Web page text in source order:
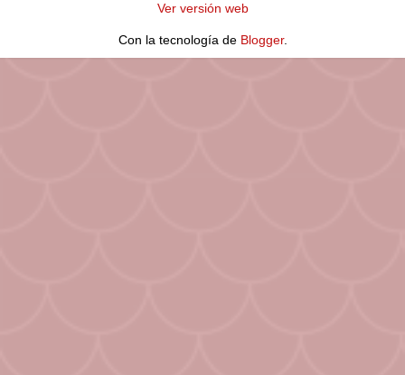
Ver versión web
Con la tecnología de Blogger.